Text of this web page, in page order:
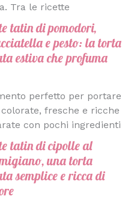
Tra le ricette
tatin di pomodori,
e pesto: la torta
estiva che profuma
perfetto per portare
fresche e ricche
con pochi ingredienti
tatin di cipolle al
una torta
semplice e ricca di